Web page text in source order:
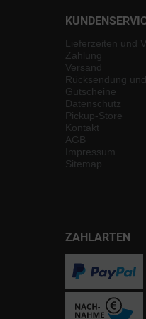
Lieferzeiten und
Zahlung
Versand
Rücksendung
Gutscheine
Datenschutz
Pickup-Store
Kontakt
AGB
Impressum
Sitemap
ZAHLARTEN